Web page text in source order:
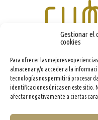
Gestionar el
cookies
Para ofrecer las mejores
almacenar y/o acceder a la
tecnologías nos permitirá procesar
identificaciones únicas en este sitio.
afectar negativamente a ciertas
info@evooleum.com · Tel. (+34) 957
Privacidad·